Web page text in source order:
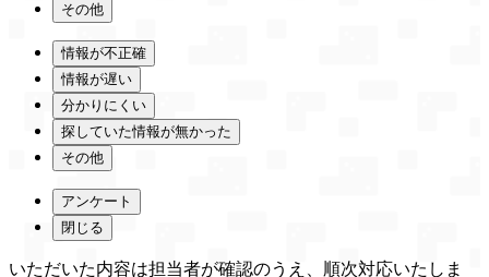
その他
情報が不正確
情報が遅い
分かりにくい
探していた情報が無かった
その他
アンケート
閉じる
いただいた内容は担当者が確認のうえ、順次対応いたしま